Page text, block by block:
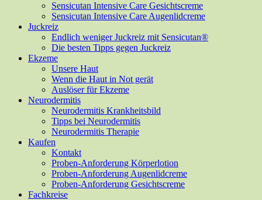
Sensicutan Intensive Care Gesichtscreme
Sensicutan Intensive Care Augenlidcreme
Juckreiz
Endlich weniger Juckreiz mit Sensicutan®
Die besten Tipps gegen Juckreiz
Ekzeme
Unsere Haut
Wenn die Haut in Not gerät
Auslöser für Ekzeme
Neurodermitis
Neurodermitis Krankheitsbild
Tipps bei Neurodermitis
Neurodermitis Therapie
Kaufen
Kontakt
Proben-Anforderung Körperlotion
Proben-Anforderung Augenlidcreme
Proben-Anforderung Gesichtscreme
Fachkreise